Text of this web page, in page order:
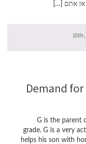
אז אתם […]
Demand
G is the parent
grade. G is a very
helps his son with